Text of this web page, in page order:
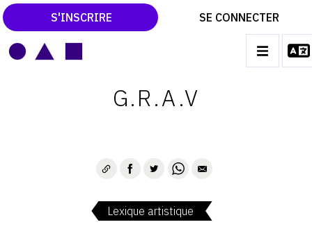
S'INSCRIRE SE CONNECTER
CATALOGUES RAISONNÉS
LES VERNISSAGES
ACTUALITÉS DU MONDE DE L'ART
G.R.A.V
Lexique artistique